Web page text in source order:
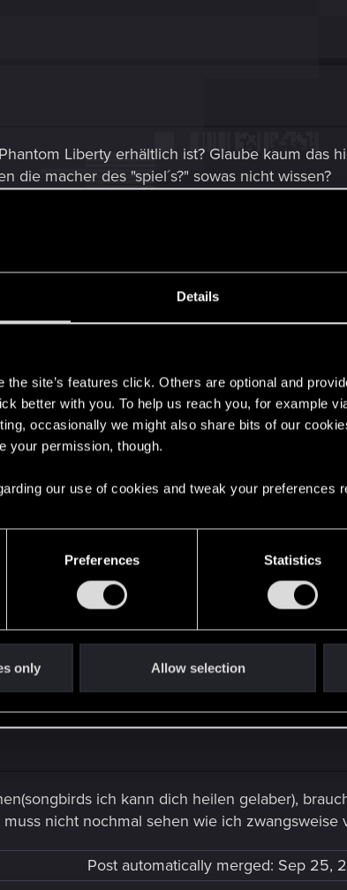
Details
the site’s features click. Others are optional and
better with you. To help us reach you, for example
occasionally we might also share bits of our
your permission, though.
our use of cookies and tweak your preferences
Preferences Statistics
only Allow selection
Liberty erhältlich ist? Glaube kaum das
die macher des "spiel´s?" sowas nicht wissen?
ist es ein spoiler wenn man sagt das man ein
kann, nur dann ist es per definition ein
und wenn ich das vorher gewusst hätte, hätte
aus cp 2077 ein spiel macht...also v geheilt
kein Genre, das besonders positive und
Gesellschaft von wenigen allmächtigen
kämpft. Außerdem ist unser Planet oft
mal einen Sieg gegen einen dieser
aus dem Fugen.
das Genre erschreckend nahe an unserer
Ausgang der Geschichte meinst, wird
Schicksalen, die mal mehr oder
Fragen zu Menschlichkeit und Moral, die
ich kann dich heilen gelaber),
nicht nochmal sehen wie ich zwangsweise
Post automatically merged: Sep 25,